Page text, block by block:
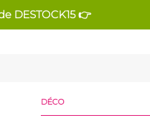
DESTOCK15 👉
DÉCO